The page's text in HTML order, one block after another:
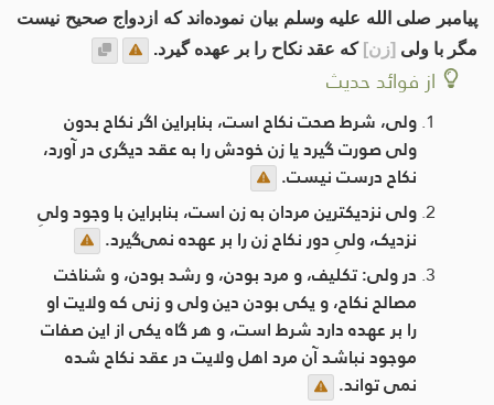
پیامبر صلی الله علیه وسلم بیان نموده‌اند که ازدواج صحیح نیست
مگر با ولی [زن] که عقد نکاح را بر عهده گیرد.
از فوائد حدیث
ولی، شرط صحت نکاح است، بنابراین اگر نکاح بدون
ولی صورت گیرد یا زن خودش را به عقد دیگری در آورد،
نکاح درست نیست.
ولی نزدیکترین مردان به زن است، بنابراین با وجود ولیِ
نزدیک، ولیِ دور نکاح زن را بر عهده نمی‌گیرد.
در ولی: تکلیف، و مرد بودن، و رشد بودن، و شناخت
مصالح نکاح، و یکی بودن دین ولی و زنی که ولایت او
را بر عهده دارد شرط است، و هر گاه یکی از این صفات
موجود نباشد آن مرد اهل ولایت در عقد نکاح شده
نمى تواند.